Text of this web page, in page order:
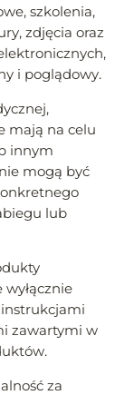
szkolenia,
zdjęcia oraz
i poglądowy.
mają na celu
innym
mogą być
lub
zawartymi w
za